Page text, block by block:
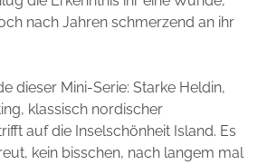
nach Jahren schmerzend an ihr
dieser Mini-Serie: Starke Heldin,
klassisch nordischer
auf die Inselschönheit Island. Es
kein bisschen, nach langem mal